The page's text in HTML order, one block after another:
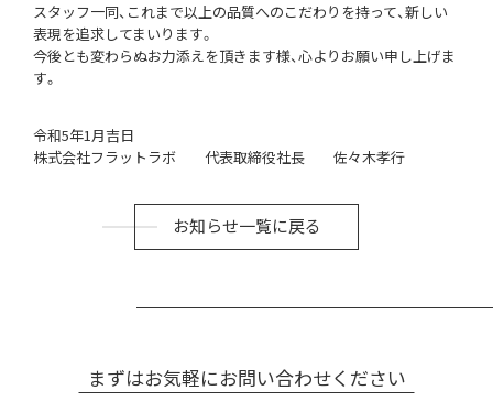
スタッフ一同、これまで以上の品質へのこだわりを持って、新しい
表現を追求してまいります。
今後とも変わらぬお力添えを頂きます様、心よりお願い申し上げま
す。
令和5年1月吉日
株式会社フラットラボ 代表取締役社長 佐々木孝行
お知らせ一覧に戻る
まずはお気軽にお問い合わせください